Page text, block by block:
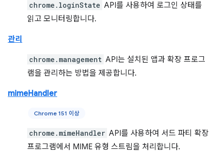
chrome.loginState API를 사용하여 로그인 상태를
읽고 모니터링합니다.
관리
chrome.management API는 설치된 앱과 확장 프로그
램을 관리하는 방법을 제공합니다.
mimeHandler
Chrome 151 이상
chrome.mimeHandler API를 사용하여 서드 파티 확장
프로그램에서 MIME 유형 스트림을 처리합니다.